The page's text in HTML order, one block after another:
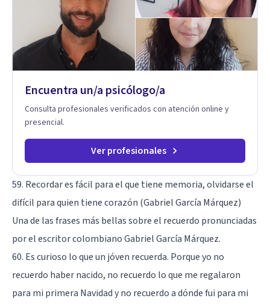
Encuentra un/a psicólogo/a
Consulta profesionales verificados con atención online y
presencial.
Ver profesionales
59. Recordar es fácil para el que tiene memoria, olvidarse el
difícil para quien tiene corazón (Gabriel García Márquez)
Una de las frases más bellas sobre el recuerdo pronunciadas
por el escritor colombiano Gabriel García Márquez.
60. Es curioso lo que un jóven recuerda. Porque yo no
recuerdo haber nacido, no recuerdo lo que me regalaron
para mi primera Navidad y no recuerdo a dónde fui para mi